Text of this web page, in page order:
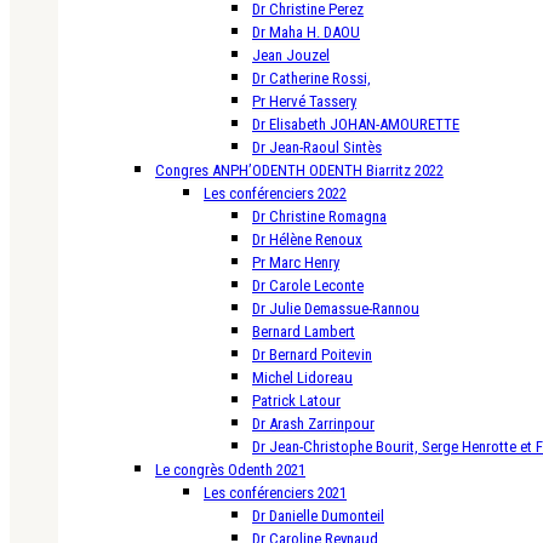
Dr Christine Perez
Dr Maha H. DAOU
Jean Jouzel
Dr Catherine Rossi,
Pr Hervé Tassery
Dr Elisabeth JOHAN-AMOURETTE
Dr Jean-Raoul Sintès
Congres ANPH’ODENTH ODENTH Biarritz 2022
Les conférenciers 2022
Dr Christine Romagna
Dr Hélène Renoux
Pr Marc Henry
Dr Carole Leconte
Dr Julie Demassue-Rannou
Bernard Lambert
Dr Bernard Poitevin
Michel Lidoreau
Patrick Latour
Dr Arash Zarrinpour
Dr Jean-Christophe Bourit, Serge Henrotte et
Le congrès Odenth 2021
Les conférenciers 2021
Dr Danielle Dumonteil
Dr Caroline Reynaud